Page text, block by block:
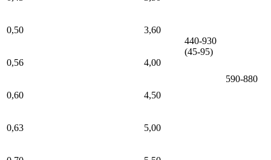
440-930
(45-95)
0,50 3,60
0,56
4,00
590-880
0,60
4,50
0,63 5,00